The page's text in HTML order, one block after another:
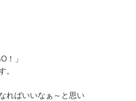
！」
ればいいなぁ～と思い